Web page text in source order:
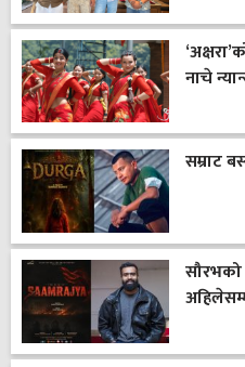
नाचे
सम्राट
सौरभको